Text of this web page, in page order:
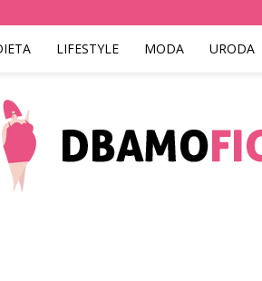
LIFESTYLE MODA URODA